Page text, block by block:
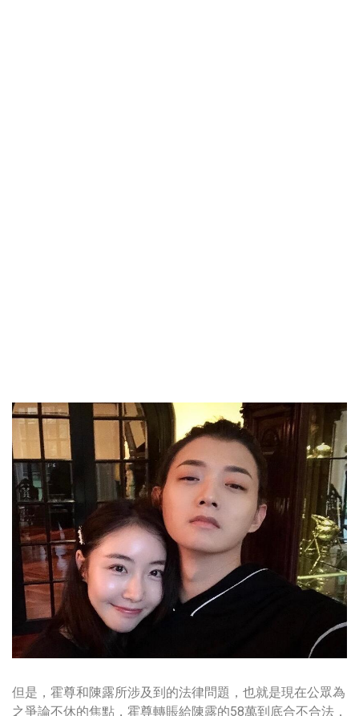
但是，霍尊和陳露所涉及到的法律問題，也就是現在公眾為
之爭論不休的焦點，霍尊轉賬給陳露的58萬到底合不合法，